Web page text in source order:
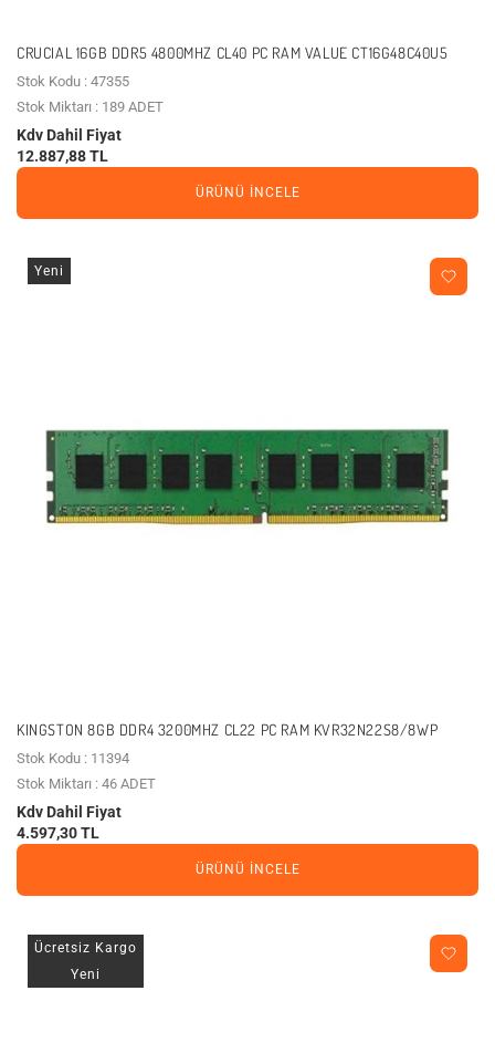
CRUCIAL 16GB DDR5 4800MHZ CL40 PC RAM VALUE CT16G48C40U5
Stok Kodu : 47355
Stok Miktarı : 189 ADET
Kdv Dahil Fiyat
12.887,88 TL
ÜRÜNÜ İNCELE
Yeni
KINGSTON 8GB DDR4 3200MHZ CL22 PC RAM KVR32N22S8/8WP
Stok Kodu : 11394
Stok Miktarı : 46 ADET
Kdv Dahil Fiyat
4.597,30 TL
ÜRÜNÜ İNCELE
Ücretsiz Kargo
Yeni